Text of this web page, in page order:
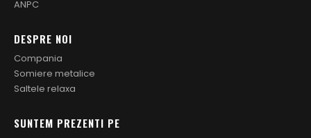
ANPC
DESPRE NOI
Compania
Somiere metalice
Saltele relaxa
SUNTEM PREZENTI PE